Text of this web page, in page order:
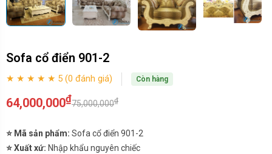
Sofa cổ điển 901-2
★ ★ ★ ★ ★ 5 (0 đánh giá) Còn hàng
64,000,000₫75,000,000₫
⭐ Mã sản phẩm: Sofa cổ điển 901-2
⭐ Xuất xứ: Nhập khẩu nguyên chiếc